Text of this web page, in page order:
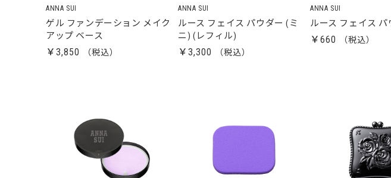
ANNA SUI
ゲル ファンデーション メイク
アップ ベース
￥3,850
ANNA SUI
ルース フェイス パウダー (ミ
ニ) (レフィル)
￥3,300
ANNA SUI
ルース フェイス パ
￥660